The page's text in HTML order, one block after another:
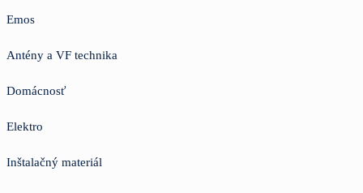
Emos
Antény a VF technika
Domácnosť
Elektro
Inštalačný materiál